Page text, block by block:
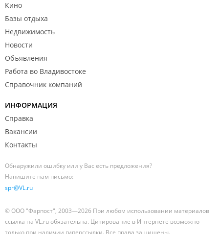
Кино
Базы отдыха
Недвижимость
Новости
Объявления
Работа во Владивостоке
Справочник компаний
ИНФОРМАЦИЯ
Справка
Вакансии
Контакты
Обнаружили ошибку или у Вас есть предложения?
Напишите нам письмо:
spr@VL.ru
© ООО "Фарпост", 2003—2026 При любом использовании материалов
ссылка на VL.ru обязательна. Цитирование в Интернете возможно
только при наличии гиперссылки. Все права защищены.